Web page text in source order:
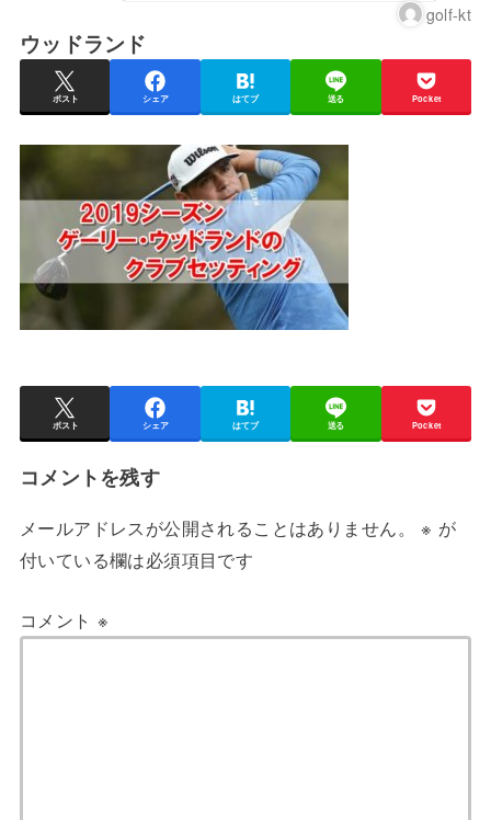
golf-kt
ウッドランド
ポスト シェア はてブ 送る Pocket
ポスト シェア はてブ 送る Pocket
コメントを残す
メールアドレスが公開されることはありません。 ※ が
付いている欄は必須項目です
コメント ※